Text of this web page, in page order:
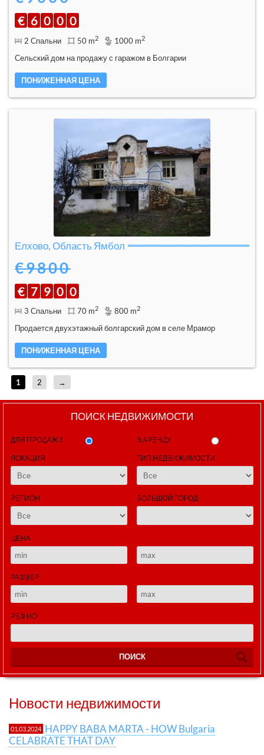
€ 6 0 0 0
2 Спальни 50 m2 1000 m2
Сельский дом на продажу с гаражом в Болгарии
ПОНИЖЕННАЯ ЦЕНА
Елхово, Область Ямбол
€9800
€ 7 9 0 0
3 Спальни 70 m2 800 m2
Продается двухэтажный болгарский дом в селе Мрамор
ПОНИЖЕННАЯ ЦЕНА
1 2 →
ПОИСК НЕДВИЖИМОСТИ
ДЛЯ ПРОДАЖИ В АРЕНДУ
ЛОКАЦИЯ ТИП НЕДВИЖИМОСТИ
РЕГИОН БОЛЬШОЙ ГОРОД
ЦЕНА
РАЗМЕР
РЕФ НО
ПОИСК
Новости недвижимости
01.03.2024 HAPPY BABA MARTA - HOW Bulgaria
CELABRATE THAT DAY